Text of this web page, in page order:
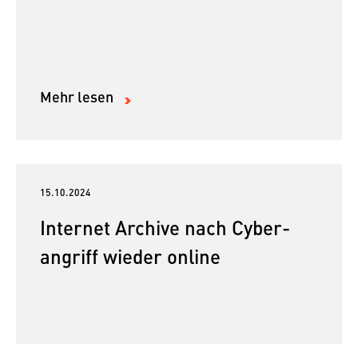
Mehr lesen
15.10.2024
Internet Archive nach Cyber­
angriff wieder online